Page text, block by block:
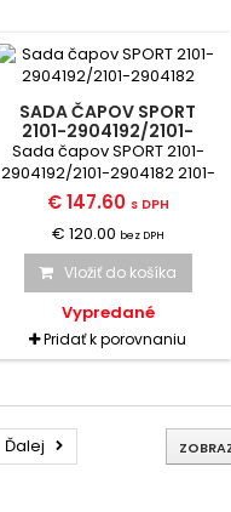
SADA ČAPOV SPORT
2101-2904192/2101-
2904182
Sada čapov SPORT 2101-
2904192/2101-2904182 2101-
2107
€ 147.60 s DPH
€ 120.00 bez DPH
Vložiť do košíka
Vypredané
Pridať k porovnaniu
Ďalej